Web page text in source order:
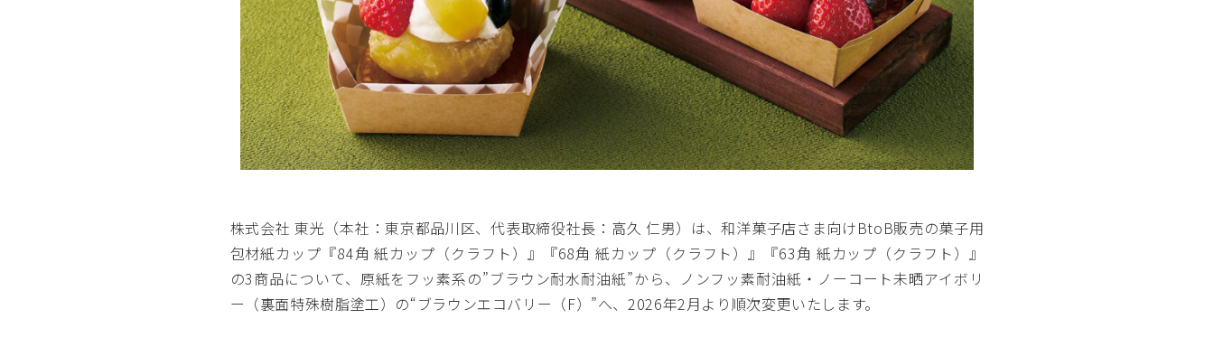
株式会社 東光（本社：東京都品川区、代表取締役社長：高久 仁男）は、和洋菓子店さま向けBtoB販売の菓子用
包材紙カップ『84角 紙カップ（クラフト）』『68角 紙カップ（クラフト）』『63角 紙カップ（クラフト）』
の3商品について、原紙をフッ素系の”ブラウン耐水耐油紙”から、ノンフッ素耐油紙・ノーコート未晒アイボリ
ー（裏面特殊樹脂塗工）の“ブラウンエコバリー（F）”へ、2026年2月より順次変更いたします。